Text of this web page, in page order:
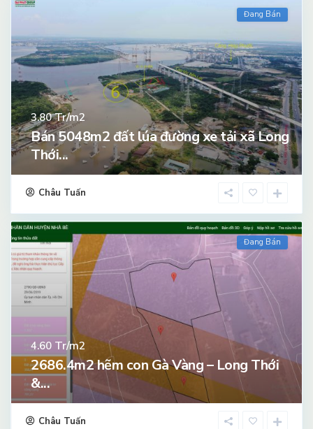
Đang Bán
3.80Tr/m2
Bán 5048m2 đất lúa đường xe tải xã Long
Thới...
Châu Tuấn
Đang Bán
4.60 Tr/m2
2686.4m2 hẽm con Gà Vàng – Long Thới
&...
Châu Tuấn